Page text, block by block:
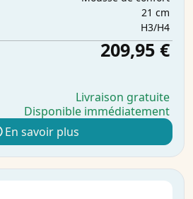
21 cm
H3/H4
209,95 €
Livraison gratuite
Disponible immédiatement
En savoir plus